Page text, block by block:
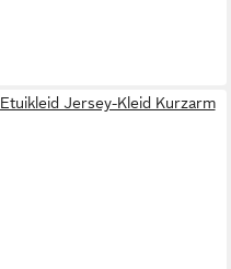
Etuikleid Jersey-Kleid Kurzarm